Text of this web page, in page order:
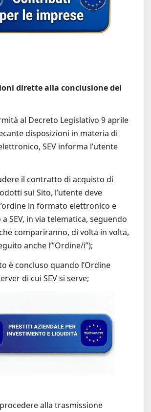
dirette alla conclusione del
al Decreto Legislativo 9 aprile
disposizioni in materia di
SEV informa l’utente
il contratto di acquisto di
sul Sito, l’utente deve
in formato elettronico e
SEV, in via telematica, seguendo
compariranno, di volta in volta,
anche l’”Ordine/i”);
è concluso quando l’Ordine
di cui SEV si serve;
alla trasmissione